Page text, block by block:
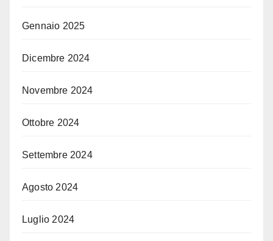
Gennaio 2025
Dicembre 2024
Novembre 2024
Ottobre 2024
Settembre 2024
Agosto 2024
Luglio 2024